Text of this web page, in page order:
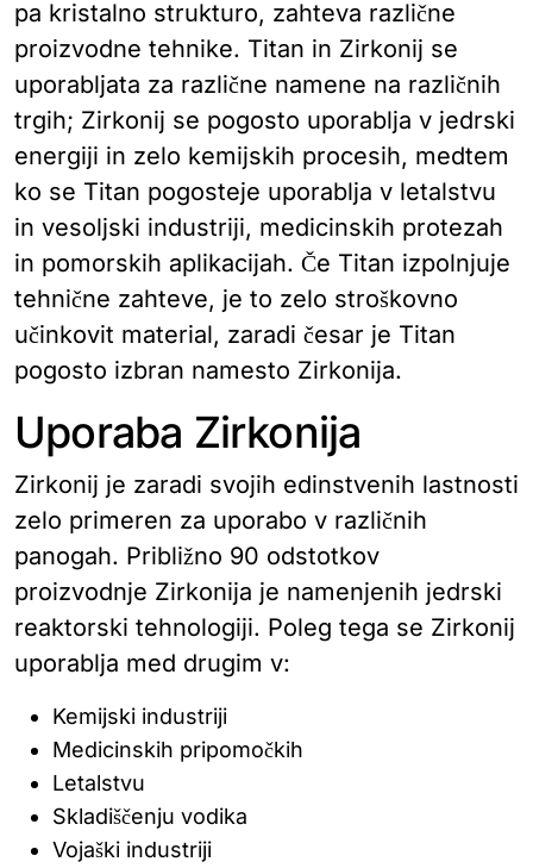
pa kristalno strukturo, zahteva različne
proizvodne tehnike. Titan in Zirkonij se
uporabljata za različne namene na različnih
trgih; Zirkonij se pogosto uporablja v jedrski
energiji in zelo kemijskih procesih, medtem
ko se Titan pogosteje uporablja v letalstvu
in vesoljski industriji, medicinskih protezah
in pomorskih aplikacijah. Če Titan izpolnjuje
tehnične zahteve, je to zelo stroškovno
učinkovit material, zaradi česar je Titan
pogosto izbran namesto Zirkonija.
Uporaba Zirkonija
Zirkonij je zaradi svojih edinstvenih lastnosti
zelo primeren za uporabo v različnih
panogah. Približno 90 odstotkov
proizvodnje Zirkonija je namenjenih jedrski
reaktorski tehnologiji. Poleg tega se Zirkonij
uporablja med drugim v:
Kemijski industriji
Medicinskih pripomočkih
Letalstvu
Skladiščenju vodika
Vojaški industriji